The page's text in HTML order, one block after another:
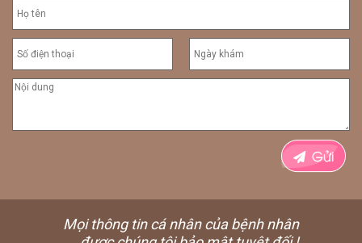
Mọi thông tin cá nhân của bệnh nhân